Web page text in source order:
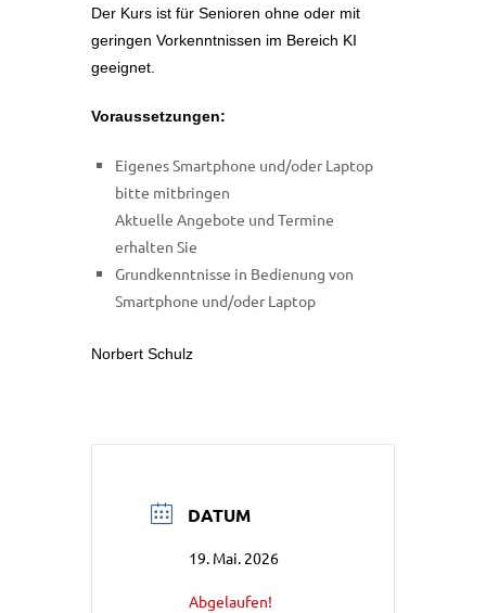
Der Kurs ist für Senioren ohne oder mit
geringen Vorkenntnissen im Bereich KI
geeignet.
Voraussetzungen:
Eigenes Smartphone und/oder Laptop
bitte mitbringen
Aktuelle Angebote und Termine
erhalten Sie
Grundkenntnisse in Bedienung von
Smartphone und/oder Laptop
Norbert Schulz
DATUM
19. Mai. 2026
Abgelaufen!